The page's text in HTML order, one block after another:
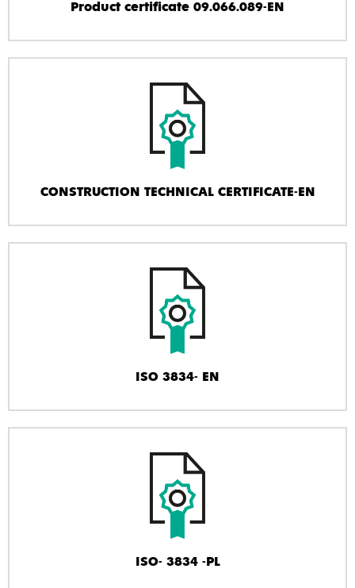
Product certificate 09.066.089-EN
CONSTRUCTION TECHNICAL CERTIFICATE-EN
ISO 3834- EN
ISO- 3834 -PL